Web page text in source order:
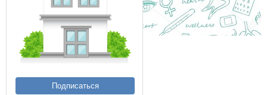
Подписаться